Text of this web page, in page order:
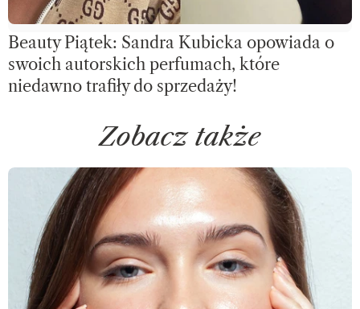
Beauty Piątek: Sandra Kubicka opowiada o
swoich autorskich perfumach, które
niedawno trafiły do sprzedaży!
Zobacz także